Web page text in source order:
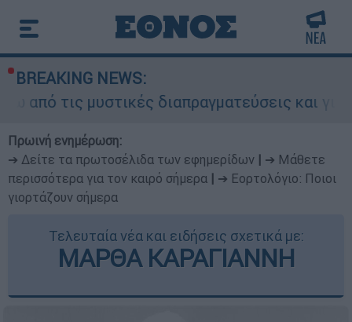
BREAKING NEWS:
διαπραγματεύσεις και γιατί
Πρωινή ενημέρωση:
➔ Δείτε τα πρωτοσέλιδα των εφημερίδων
➔ Μάθετε
περισσότερα για τον καιρό σήμερα
➔ Εορτολόγιο: Ποιοι
γιορτάζουν σήμερα
Τελευταία νέα και ειδήσεις σχετικά με:
ΜΑΡΘΑ ΚΑΡΑΓΙΑΝΝΗ